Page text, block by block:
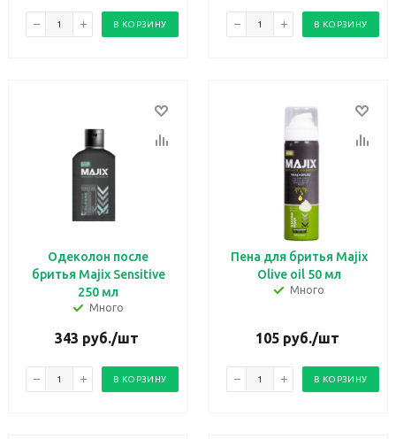
В КОРЗИНУ В КОРЗИНУ
Одеколон после
бритья Majix Sensitive
250 мл
Много
343 руб./шт
В КОРЗИНУ
Пена для бритья Majix
Olive oil 50 мл
Много
105руб./шт
В КОРЗИНУ